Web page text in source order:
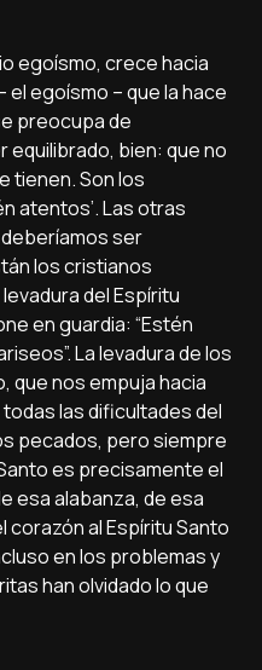
egoísmo, crece hacia
el egoísmo – que la hace
preocupa de
bien: que no
tienen. Son los
atentos’. Las otras
ser
los cristianos
del Espíritu
en guardia: “Estén
La levadura de los
que nos empuja hacia
las dificultades del
pecados, pero siempre
es precisamente el
esa alabanza, de esa
corazón al Espíritu Santo
en los problemas y
han olvidado lo que